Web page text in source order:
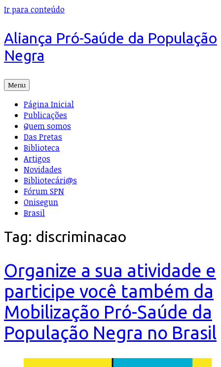
Ir para conteúdo
Aliança Pró-Saúde da População
Negra
Menu
Página Inicial
Publicações
Quem somos
Das Pretas
Biblioteca
Artigos
Novidades
Bibliotecári@s
Fórum SPN
Onisegun
Brasil
Tag: discriminacao
Organize a sua atividade e
participe você também da
Mobilização Pró-Saúde da
População Negra no Brasil